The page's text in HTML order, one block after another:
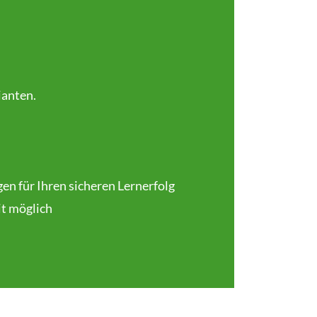
für Ihren sicheren Lernerfolg
möglich